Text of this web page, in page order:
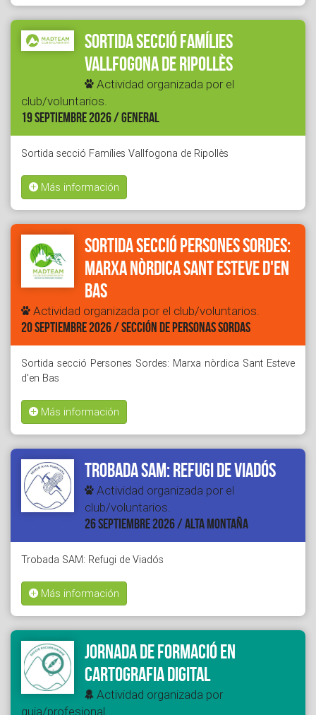
Sortida secció Famílies
Vallfogona de Ripollès
Actividad organizada por el
club/voluntarios.
19 SEPTIEMBRE 2026 / GENERAL
Sortida secció Famílies Vallfogona de Ripollès
Más información
Sortida secció Persones Sordes:
Marxa nòrdica Sant Esteve d'en
Bas
Actividad organizada por el club/voluntarios.
20 SEPTIEMBRE 2026 / SECCIÓN DE PERSONAS SORDAS
Sortida secció Persones Sordes: Marxa nòrdica Sant Esteve
d'en Bas
Más información
Trobada SAM: Refugi de Viadós
Actividad organizada por el
club/voluntarios.
26 SEPTIEMBRE 2026 / ALTA MONTAÑA
Trobada SAM: Refugi de Viadós
Más información
Jornada de formació en
cartografia digital
Actividad organizada por
guia/profesional.